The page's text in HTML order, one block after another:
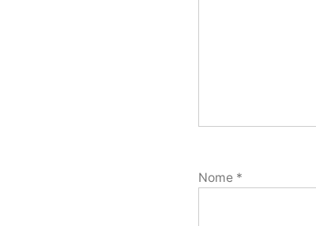
Nome *